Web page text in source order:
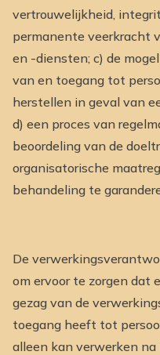
vertrouwelijkheid,
permanente veerkracht
en -diensten; c) de
van en toegang tot
herstellen in geval van
d) een proces van
beoordeling van de
organisatorische
behandeling te
De
om ervoor te zorgen dat
gezag van de
toegang heeft tot
alleen kan verwerken